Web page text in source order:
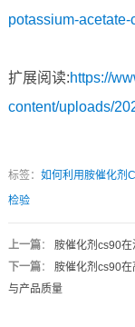
potassium-
扩展阅读:https://
content/uploads/
标签： 如何利用胺催化剂
检验
上一篇： 胺催化剂cs90
下一篇： 胺催化剂cs90
与产品质量